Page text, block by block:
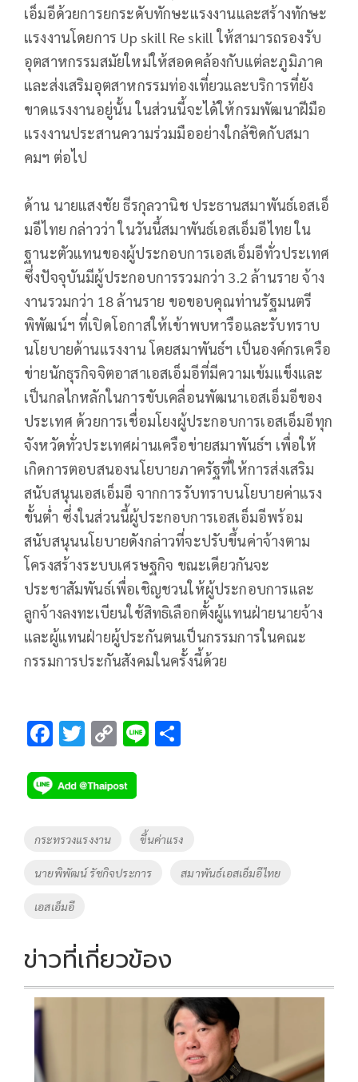
เอ็มอีด้วยการยกระดับทักษะแรงงานและสร้างทักษะ
แรงงานโดยการ Up skill Re skill ให้สามารถรองรับ
อุตสาหกรรมสมัยใหม่ให้สอดคล้องกับแต่ละภูมิภาค
และส่งเสริมอุตสาหกรรมท่องเที่ยวและบริการที่ยัง
ขาดแรงงานอยู่นั้น ในส่วนนี้จะได้ให้กรมพัฒนาฝีมือ
แรงงานประสานความร่วมมืออย่างใกล้ชิดกับสมา
คมฯ ต่อไป
ด้าน นายแสงชัย ธีรกุลวานิช ประธานสมาพันธ์เอสเอ็
มอีไทย กล่าวว่า ในวันนี้สมาพันธ์เอสเอ็มอีไทย ใน
ฐานะตัวแทนของผู้ประกอบการเอสเอ็มอีทั่วประเทศ
ซึ่งปัจจุบันมีผู้ประกอบการรวมกว่า 3.2 ล้านราย จ้าง
งานรวมกว่า 18 ล้านราย ขอขอบคุณท่านรัฐมนตรี
พิพัฒน์ฯ ที่เปิดโอกาสให้เข้าพบหารือและรับทราบ
นโยบายด้านแรงงาน โดยสมาพันธ์ฯ เป็นองค์กรเครือ
ข่ายนักธุรกิจจิตอาสาเอสเอ็มอีที่มีความเข้มแข็งและ
เป็นกลไกหลักในการขับเคลื่อนพัฒนาเอสเอ็มอีของ
ประเทศ ด้วยการเชื่อมโยงผู้ประกอบการเอสเอ็มอีทุก
จังหวัดทั่วประเทศผ่านเครือข่ายสมาพันธ์ฯ เพื่อให้
เกิดการตอบสนองนโยบายภาครัฐที่ให้การส่งเสริม
สนับสนุนเอสเอ็มอี จากการรับทราบนโยบายค่าแรง
ขั้นต่ำ ซึ่งในส่วนนี้ผู้ประกอบการเอสเอ็มอีพร้อม
สนับสนุนนโยบายดังกล่าวที่จะปรับขึ้นค่าจ้างตาม
โครงสร้างระบบเศรษฐกิจ ขณะเดียวกันจะ
ประชาสัมพันธ์เพื่อเชิญชวนให้ผู้ประกอบการและ
ลูกจ้างลงทะเบียนใช้สิทธิเลือกตั้งผู้แทนฝ่ายนายจ้าง
และผู้แทนฝ่ายผู้ประกันตนเป็นกรรมการในคณะ
กรรมการประกันสังคมในครั้งนี้ด้วย
F
e
b
o
o
k
T
tt
er
C
p
y
n
k
Li
Tags
กระทรวงแรงงาน ขึ้นค่าแรง
นายพิพัฒน์ รัชกิจประการ สมาพันธ์เอสเอ็มอีไทย
เอสเอ็มอี
ข่าวที่เกี่ยวข้อง